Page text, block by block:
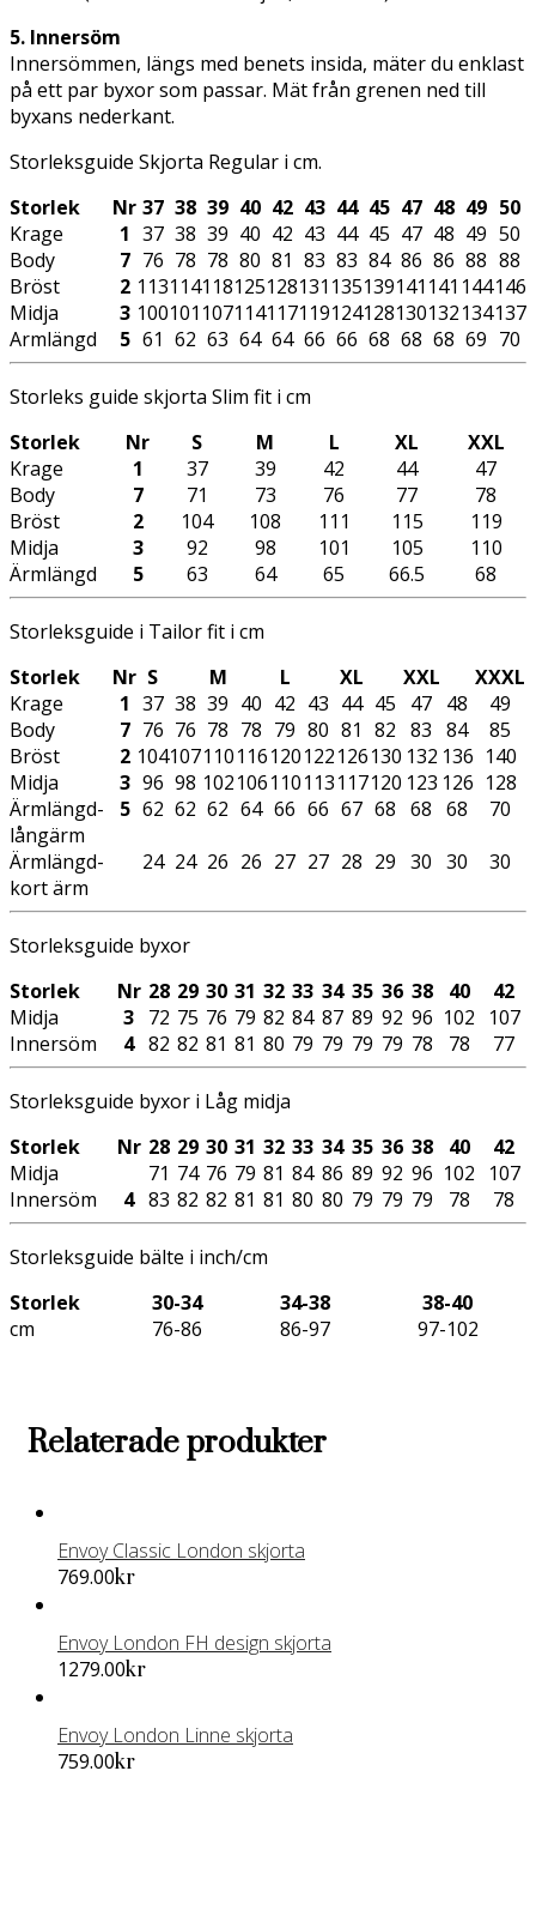
5. Innersöm
Innersömmen, längs med benets insida, mäter du enklast
på ett par byxor som passar. Mät från grenen ned till
byxans nederkant.
Storleksguide Skjorta Regular i cm.
Storlek
Nr 37 38 39 40 42 43 44 45 47 48 49 50
Krage
1 37 38 39 40 42 43 44 45 47 48 49 50
Body
7 76 78 78 80 81 83 83 84 86 86 88 88
Bröst
2 113114118125128131 135139141 141 144146
Midja
3 100101 107114117119124128130132134137
Armlängd
5 61 62 63 64 64 66 66 68 68 68 69 70
Storleks guide skjorta Slim fit i cm
Storlek
Nr S M L XL
XXL
Krage
1 37 39 42 44
47
Body
7 71 73 76 77
78
Bröst
2 104 108 111 115
119
Midja
3 92 98 101 105
110
Ärmlängd
5 63 64 65 66.5 68
Storleksguide i Tailor fit i cm
Storlek
Nr S M L XL XXL
XXXL
Krage
1 37 38 39 40 42 43 44 45 47 48
49
Body
7 76 76 78 78 79 80 81 82 83 84
85
Bröst
2 104107110116120122126130 132 136 140
Midja
3 96 98 102106110113117120 123 126 128
Ärmlängd-
långärm
5 62 62 62 64 66 66 67 68 68 68
70
Ärmlängd-
kort ärm
24 24 26 26 27 27 28 29 30 30 30
Storleksguide byxor
Storlek
Nr 28 29 30 31 32 33 34 35 36 38 40
42
Midja
3 72 75 76 79 82 84 87 89 92 96 102
107
Innersöm
4 82 82 81 81 80 79 79 79 79 78 78 77
Storleksguide byxor i Låg midja
Storlek
Nr 28 29 30 31 32 33 34 35 36 38 40
42
Midja
71 74 76 79 81 84 86 89 92 96 102
107
Innersöm
4 83 82 82 81 81 80 80 79 79 79 78 78
Storleksguide bälte i inch/cm
Storlek
30-34 34-38
38-40
cm
76-86 86-97 97-102
Relaterade produkter
Envoy Classic London skjorta
Den
har
flera
De
olika
769.00kr
Envoy London FH design skjorta
Den
har
flera
1279.00kr
Envoy London Linne skjorta
Den
759.00kr